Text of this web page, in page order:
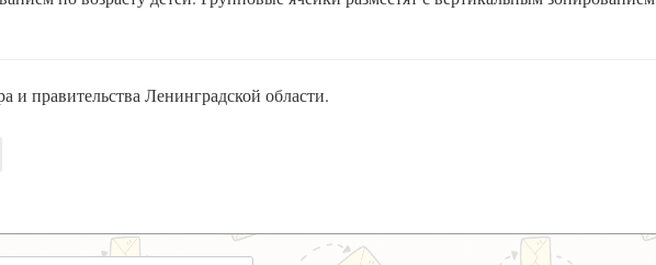
и правительства Ленинградской области.